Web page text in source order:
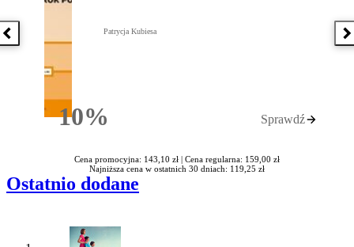
Poprzednia książka
10%Rabatu
Patrycja Kubiesa
Sprawdź
Cena promocyjna: 143,10 zł | Cena regularna: 159,00 zł
Najniższa cena w ostatnich 30 dniach: 119,25 zł
Ostatnio dodane